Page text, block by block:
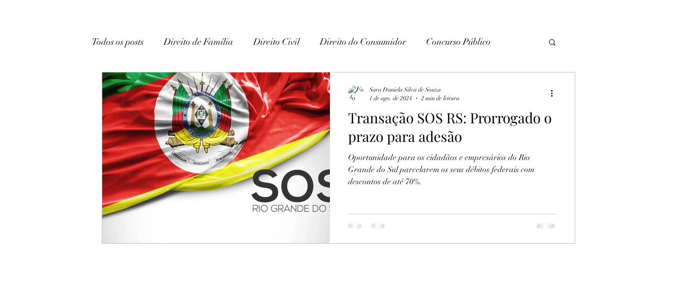
Todos os posts Direito de Família Direito Civil Direito do Consumidor Concurso Público
Direito Tributário
Transação SOS RS: Prorrogado o
prazo para adesão
Oportunidade para os cidadãos e empresários do Rio
Grande do Sul parcelarem os seus débitos federais com
descontos de até 70%.
Sara Daniela Silva de Souza
1 de ago. de 2024
2 min de leitura